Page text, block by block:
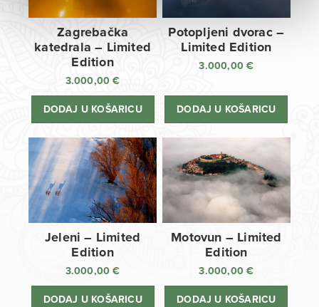
Zagrebačka
katedrala – Limited
Edition
3.000,00€
DODAJ U KOŠARICU
Potopljeni dvorac –
Limited Edition
3.000,00€
DODAJ U KOŠARICU
Jeleni – Limited
Edition
3.000,00€
DODAJ U KOŠARICU
Motovun – Limited
Edition
3.000,00€
DODAJ U KOŠARICU